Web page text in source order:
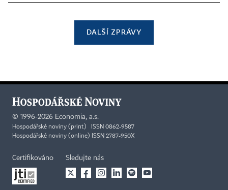
DALŠÍ ZPRÁVY
© 1996-2026 Economia, a.s.
Hospodářské noviny (print) ISSN 0862-9587
Hospodářské noviny (online) ISSN 2787-950X
Certifikováno Sledujte nás